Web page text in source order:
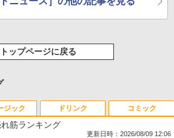
トップページに戻る
筋ランキング
更新日時：2026/08/09 12:06
ジック ドリンク コミック